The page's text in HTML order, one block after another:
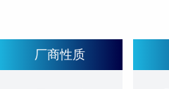
厂商性质